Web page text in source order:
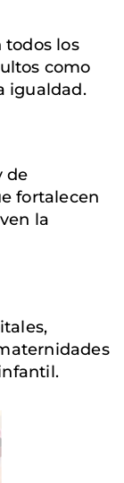
todos los
como
igualdad.
de
fortalecen
la